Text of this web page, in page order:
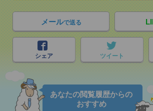
メールで送る
シェア ツイート
あなたの閲覧履歴からの
おすすめ